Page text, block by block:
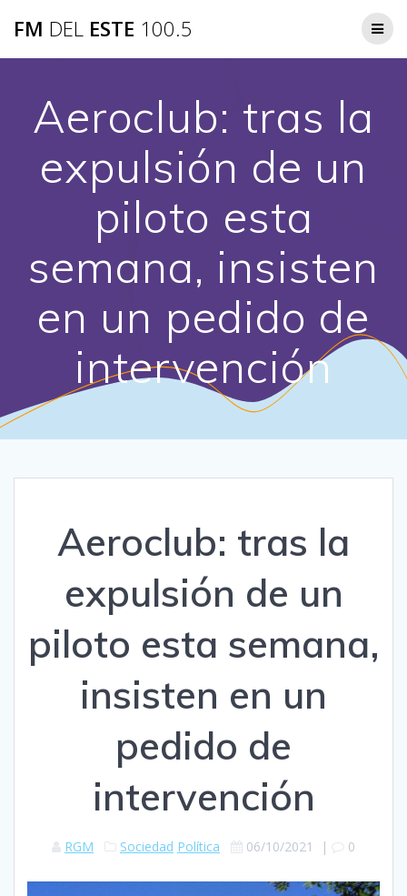
FM DEL ESTE 100.5
Aeroclub: tras la
expulsión de un
piloto esta
semana, insisten
en un pedido de
intervención
Aeroclub: tras la
expulsión de un
piloto esta semana,
insisten en un
pedido de
intervención
RGM Sociedad Política 06/10/2021 | 0